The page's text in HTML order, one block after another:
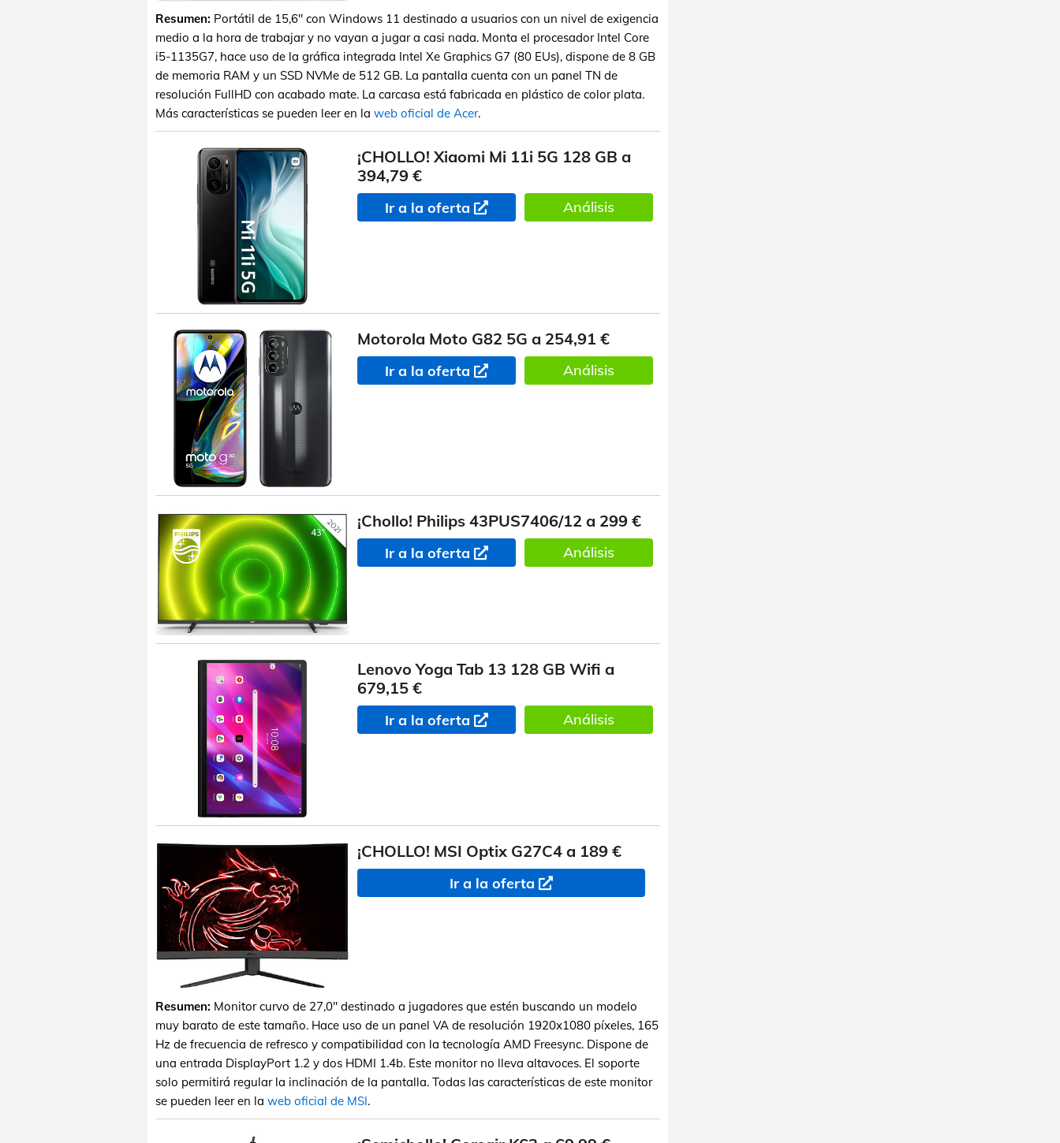
Resumen: Portátil de 15,6" con Windows 11 destinado a usuarios con un nivel de exigencia
medio a la hora de trabajar y no vayan a jugar a casi nada. Monta el procesador Intel Core
i5-1135G7, hace uso de la gráfica integrada Intel Xe Graphics G7 (80 EUs), dispone de 8 GB
de memoria RAM y un SSD NVMe de 512 GB. La pantalla cuenta con un panel TN de
resolución FullHD con acabado mate. La carcasa está fabricada en plástico de color plata.
Más características se pueden leer en la web oficial de Acer.
¡CHOLLO! Xiaomi Mi 11i 5G 128 GB a
394,79 €
Ir a la oferta Análisis
Motorola Moto G82 5G a 254,91 €
Ir a la oferta Análisis
¡Chollo! Philips 43PUS7406/12 a 299 €
Ir a la oferta Análisis
Lenovo Yoga Tab 13 128 GB Wifi a
679,15 €
Ir a la oferta Análisis
¡CHOLLO! MSI Optix G27C4 a 189 €
Ir a la oferta
Resumen: Monitor curvo de 27,0" destinado a jugadores que estén buscando un modelo
muy barato de este tamaño. Hace uso de un panel VA de resolución 1920x1080 píxeles, 165
Hz de frecuencia de refresco y compatibilidad con la tecnología AMD Freesync. Dispone de
una entrada DisplayPort 1.2 y dos HDMI 1.4b. Este monitor no lleva altavoces. El soporte
solo permitirá regular la inclinación de la pantalla. Todas las características de este monitor
se pueden leer en la web oficial de MSI.